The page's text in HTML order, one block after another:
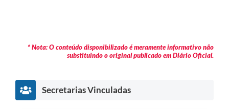
* Nota: O conteúdo disponibilizado é meramente informativo não
substituindo o original publicado em Diário Oficial.
Secretarias Vinculadas